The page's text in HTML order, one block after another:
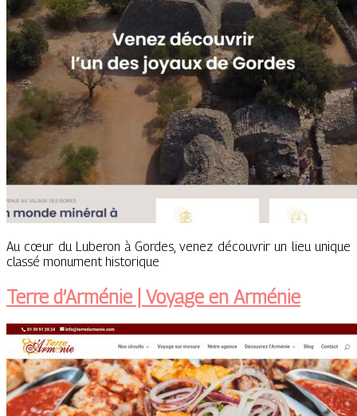
Au cœur du Luberon à Gordes, venez découvrir un lieu unique
classé monument historique
Terre d’Arménie | Voyage en Arménie